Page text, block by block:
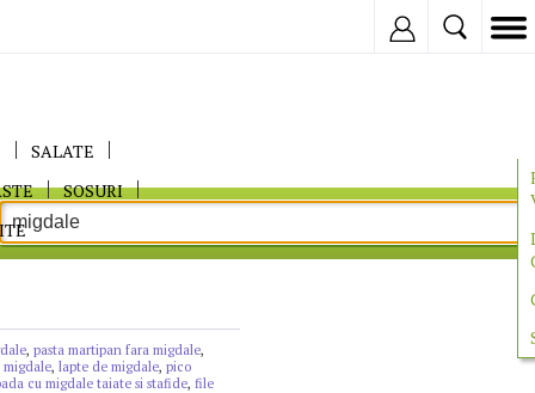
SALATE
SOSURI
, pasta martipan fara migdale,
migdale, lapte de migdale, pico
cu migdale taiate si stafide, file